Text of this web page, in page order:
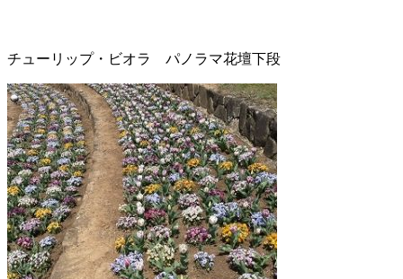
チューリップ・ビオラ パノラマ花壇下段